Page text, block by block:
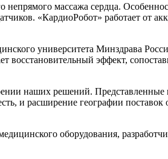
непрямого массажа сердца.
«КардиоРобот» работает от
университета Минздрава
восстановительный эффект,
наших решений. Представленные
и расширение географии поставок
оборудования,